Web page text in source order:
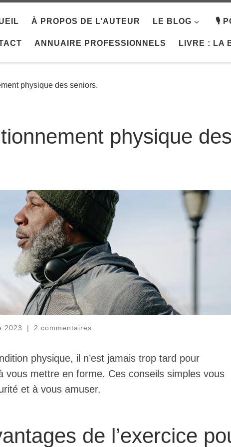
À PROPOS DE L’AUTEUR LE BLOG 🎙️
ANNUAIRE PROFESSIONNELS LIVRE : LA
physique des seniors.
physique des
2023 | 2 commentaires
physique, il n’est jamais trop tard pour
vous mettre en forme. Ces conseils simples vous
et à vous amuser.
de l’exercice